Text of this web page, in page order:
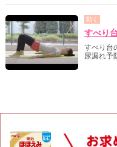
動く
すべり
すべり台
尿漏れ予